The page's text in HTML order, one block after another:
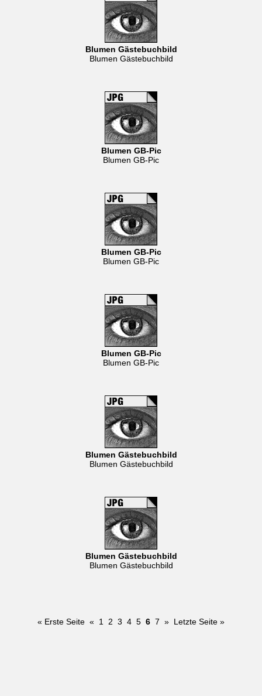
Blumen Gästebuchbild
Blumen Gästebuchbild
Blumen GB-Pic
Blumen GB-Pic
Blumen GB-Pic
Blumen GB-Pic
Blumen GB-Pic
Blumen GB-Pic
Blumen Gästebuchbild
Blumen Gästebuchbild
Blumen Gästebuchbild
Blumen Gästebuchbild
« Erste Seite « 1 2 3 4 5 6 7 » Letzte Seite »